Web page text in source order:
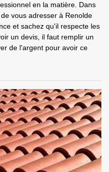
en la matière. Dans
vous adresser à Renolde
et sachez qu'il respecte les
un devis, il faut remplir un
de l'argent pour avoir ce